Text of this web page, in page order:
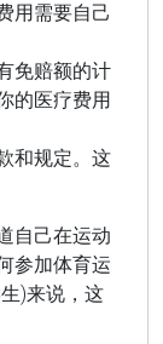
用需要自己
免赔额的计
的医疗费用
和规定。这
自己在运动
参加体育运
)来说，这